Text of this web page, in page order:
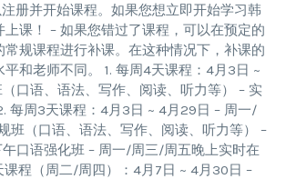
册并开始课程。如果您想立即开始学习韩
课！ – 如果您错过了课程，可以在预定的
常规课程进行补课。在这种情况下，补课的
和老师不同。 1. 每周4天课程：4月3日 ~
口语、语法、写作、阅读、听力等） – 实
每周3天课程：4月3日 ~ 4月29日 – 周一/
班（口语、语法、写作、阅读、听力等） –
口语强化班 – 周一/周三/周五晚上实时在
课程（周二/周四）：4月7日 ~ 4月30日 –